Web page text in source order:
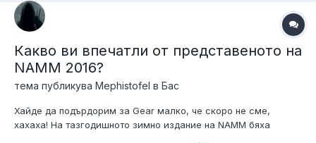
Какво ви впечатли от представеното на
NAMM 2016?
тема публикува Mephistofel в Бас
Хайде да подърдорим за Gear малко, че скоро не сме,
хахаха! На тазгодишното зимно издание на NAMM бяха